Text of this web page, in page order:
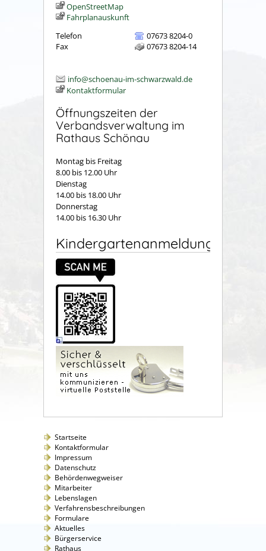
OpenStreetMap
Fahrplanauskunft
Telefon
07673 8204-0
Fax
07673 8204-14
info@schoenau-im-schwarzwald.de
Kontaktformular
Öffnungszeiten der
Verbandsverwaltung im
Rathaus Schönau
Montag bis Freitag
8.00 bis 12.00 Uhr
Dienstag
14.00 bis 18.00 Uhr
Donnerstag
14.00 bis 16.30 Uhr
Kindergartenanmeldung
Startseite
Kontaktformular
Impressum
Datenschutz
Behördenwegweiser
Mitarbeiter
Lebenslagen
Verfahrensbeschreibungen
Formulare
Aktuelles
Bürgerservice
Rathaus